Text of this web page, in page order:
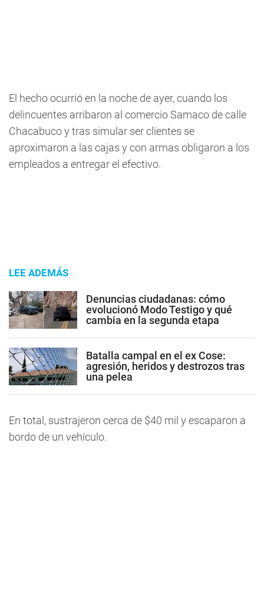
El hecho ocurrió en la noche de ayer, cuando los
delincuentes arribaron al comercio Samaco de calle
Chacabuco y tras simular ser clientes se
aproximaron a las cajas y con armas obligaron a los
empleados a entregar el efectivo.
LEE ADEMÁS
Denuncias ciudadanas: cómo
evolucionó Modo Testigo y qué
cambia en la segunda etapa
Batalla campal en el ex Cose:
agresión, heridos y destrozos tras
una pelea
En total, sustrajeron cerca de $40 mil y escaparon a
bordo de un vehículo.